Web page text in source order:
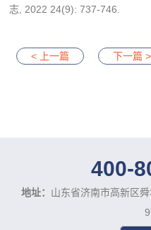
志, 2022 24(9): 737-746.
< 上一篇 下一篇 >
400-
地址： 山东省济南市高新区